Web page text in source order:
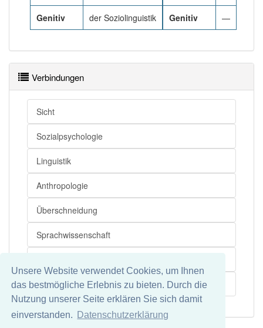
Unsere Website verwendet Cookies, um Ihnen
das bestmögliche Erlebnis zu bieten. Durch die
Nutzung unserer Seite erklären Sie sich damit
einverstanden.
Datenschutzerklärung
Genitiv der Soziolinguistik Genitiv —
Verbindungen
Sicht
Sozialpsychologie
Linguistik
Anthropologie
Überschneidung
Sprachwissenschaft
Erziehungswissenschaft